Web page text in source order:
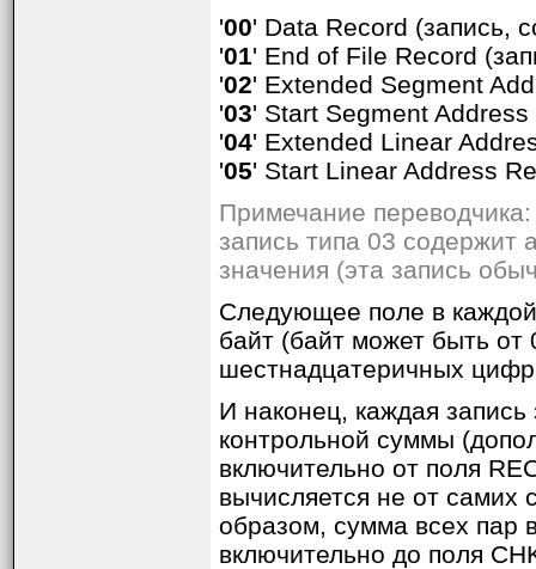
'00' Data Record (запись,
'01' End of File Record
'02' Extended Segment
'03' Start Segment
'04' Extended Linear
'05' Start Linear Address
Примечание
запись типа 03 содержит
значения (эта запись
Следующее поле в
байт (байт может быть от
шестнадцатеричных
И наконец, каждая
контрольной суммы
включительно от поля
вычисляется не от самих
образом, сумма всех пар
включительно до поля